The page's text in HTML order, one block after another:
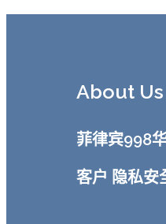
About
菲律宾998
客户 隐私安